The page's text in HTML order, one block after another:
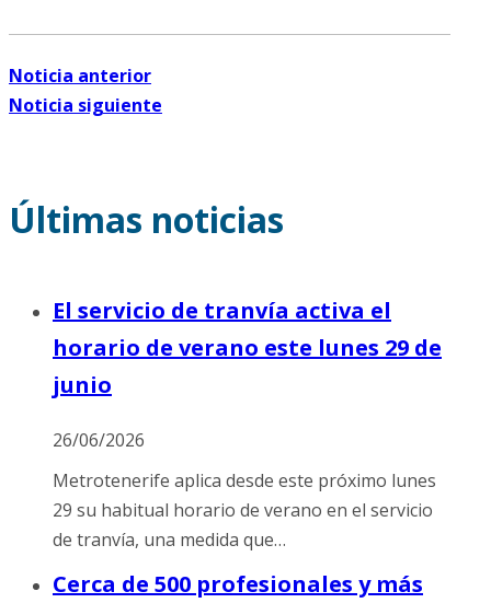
Noticia anterior
Noticia siguiente
Últimas noticias
El servicio de tranvía activa el
horario de verano este lunes 29 de
junio
26/06/2026
Metrotenerife aplica desde este próximo lunes
29 su habitual horario de verano en el servicio
de tranvía, una medida que…
Cerca de 500 profesionales y más